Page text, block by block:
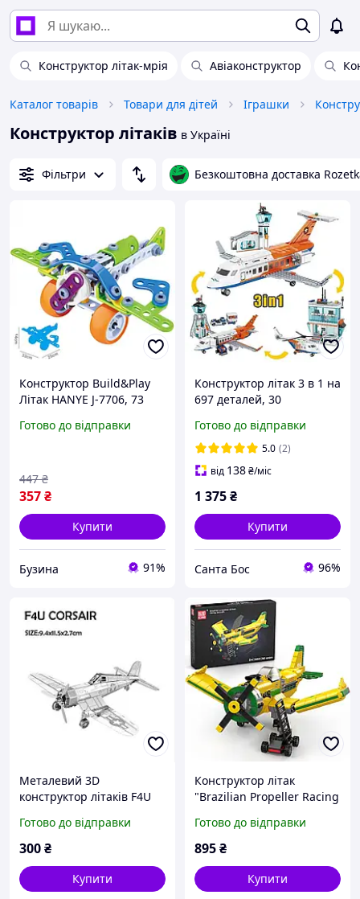
Конструктор літак-мрія Авіаконструктор
Каталог товарів Товари для дітей Іграшки
Конструктор літаків в Україні
Фільтри Безкоштовна доставка
Конструктор Build&Play
Літак HANYE J-7706, 73
Готово до відправки
357₴
447 ₴
Купити
Бузина 91%
Конструктор літак 3 в 1 на
697 деталей, 30
вежою управління
Готово до відправки
5.0 (2)
від 138₴/міс
1 375₴
Купити
Санта Бос 96%
Металевий 3D
конструктор літаків F4U
Готово до відправки
300₴
Купити
Конструктор літак
"Brazilian Propeller Racing
бразильський
пропелерний гоночний ,
Готово до відправки
895₴
Купити